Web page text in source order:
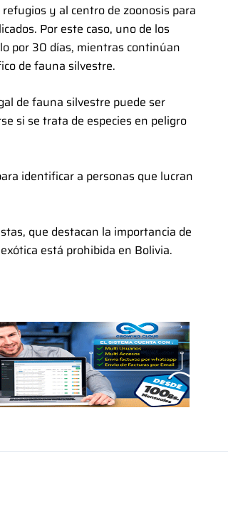
y al centro de zoonosis para
Por este caso, uno de los
por 30 días, mientras continúan
de fauna silvestre.
de fauna silvestre puede ser
si se trata de especies en peligro
identificar a personas que lucran
que destacan la importancia de
está prohibida en Bolivia.